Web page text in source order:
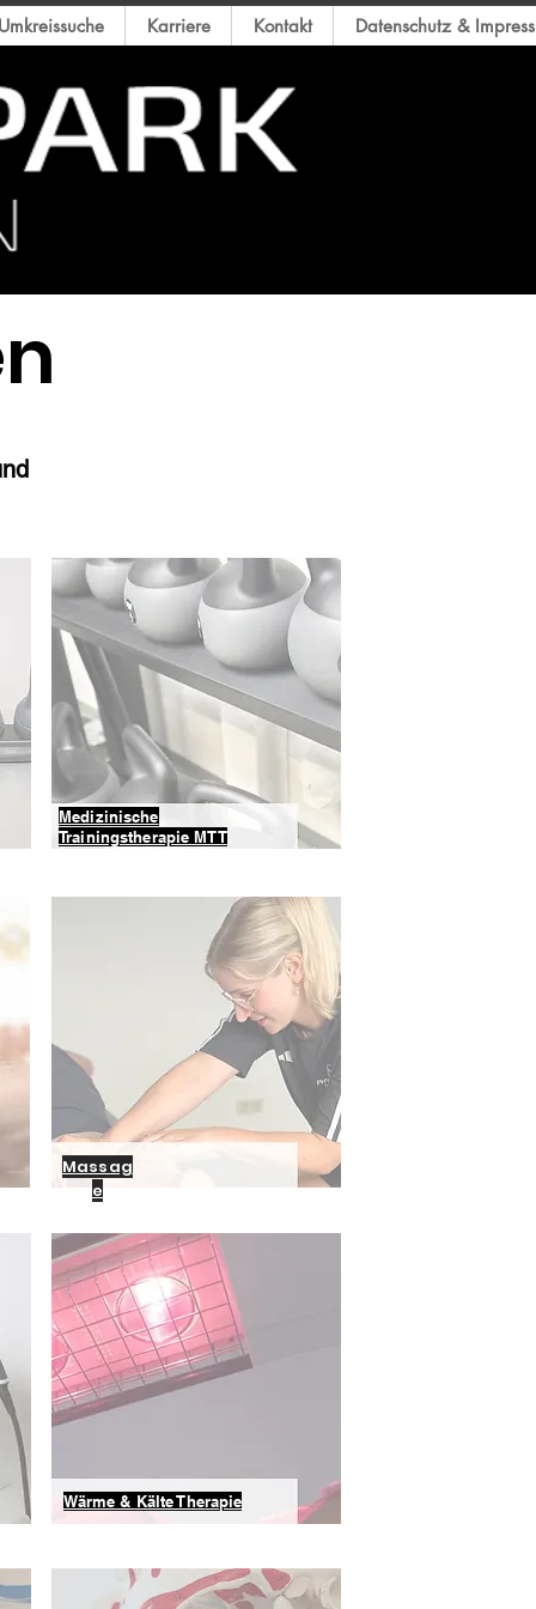
Karriere Kontakt Datenschutz &
Medizinische
Trainingstherapie MTT
Massag
e
Wärme & Kälte Therapie